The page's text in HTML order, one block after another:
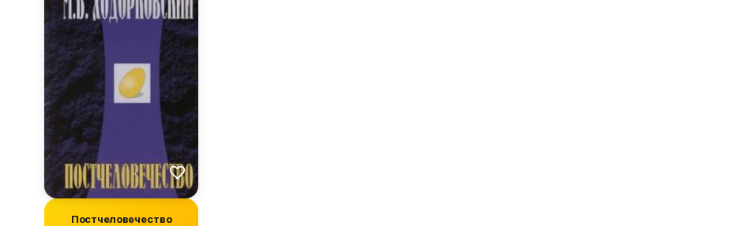
Постчеловечество